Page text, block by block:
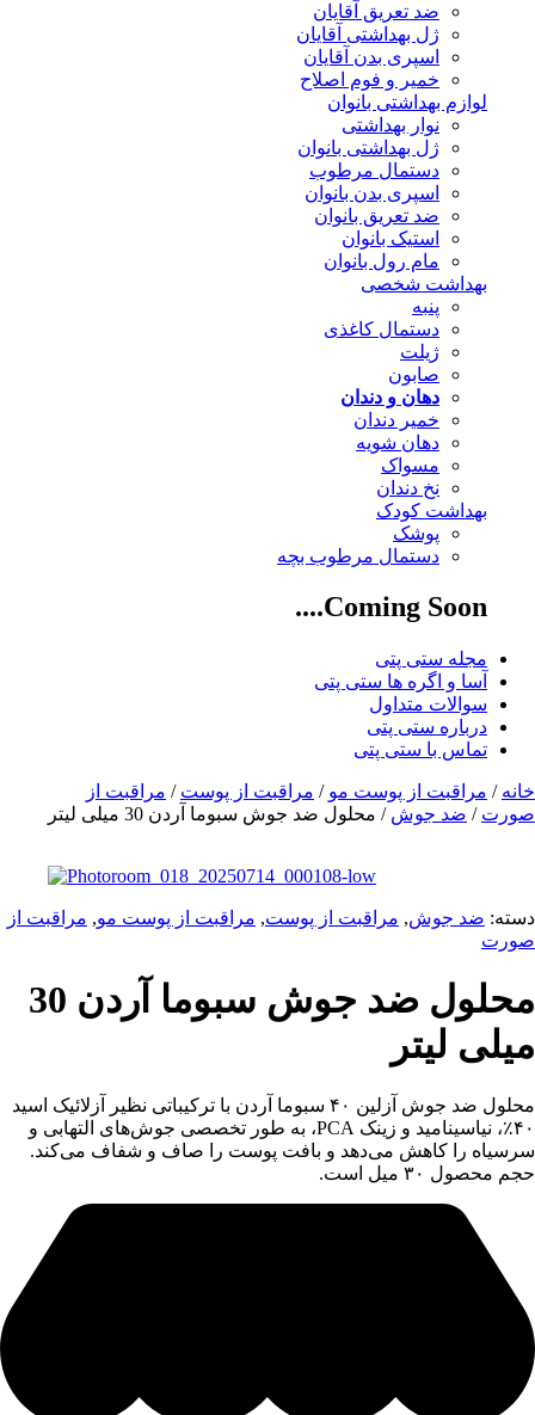
ضد تعریق آقایان
ژل بهداشتی آقایان
اسپری بدن آقایان
خمیر و فوم اصلاح
لوازم بهداشتی بانوان
نوار بهداشتی
ژل بهداشتی بانوان
دستمال مرطوب
اسپری بدن بانوان
ضد تعریق بانوان
استیک بانوان
مام رول بانوان
بهداشت شخصی
پنبه
دستمال کاغذی
ژیلت
صابون
دهان و دندان
خمیر دندان
دهان شویه
مسواک
نخ دندان
بهداشت کودک
پوشک
دستمال مرطوب بچه
Coming Soon....
مجله ستی پتی
آسا و اگره ها ستی پتی
سوالات متداول
درباره ستی پتی
تماس با ستی پتی
خانه / مراقبت از پوست مو / مراقبت از پوست / مراقبت از
صورت / ضد جوش / محلول ضد جوش سبوما آردن 30 میلی لیتر
دسته: ضد جوش, مراقبت از پوست, مراقبت از پوست مو, مراقبت از
صورت
محلول ضد جوش سبوما آردن 30
میلی لیتر
محلول ضد جوش آزلین ۴۰ سبوما آردن با ترکیباتی نظیر آزلائیک اسید
۴۰٪، نیاسینامید و زینک PCA، به طور تخصصی جوش‌های التهابی و
سرسیاه را کاهش می‌دهد و بافت پوست را صاف و شفاف می‌کند.
حجم محصول ۳۰ میل است.